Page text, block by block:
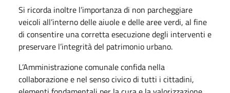
Si ricorda inoltre l’importanza di non parcheggiare
veicoli all’interno delle aiuole e delle aree verdi, al fine
di consentire una corretta esecuzione degli interventi e
preservare l’integrità del patrimonio urbano.
L’Amministrazione comunale confida nella
collaborazione e nel senso civico di tutti i cittadini,